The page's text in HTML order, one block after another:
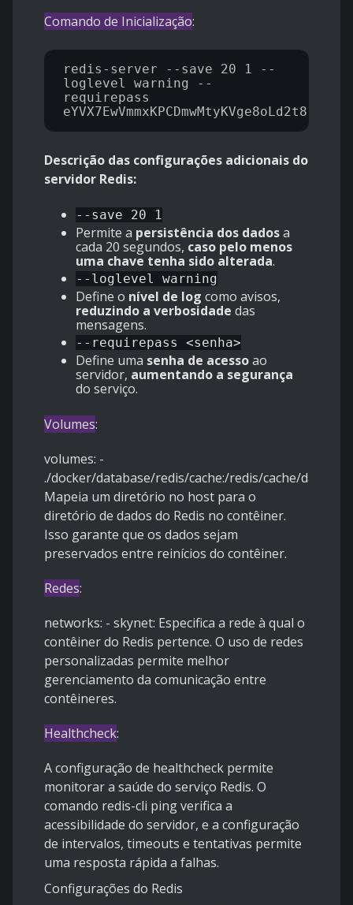
Comando de Inicialização:
redis-server --save 20 1 --
loglevel warning --
requirepass
Descrição das configurações adicionais do
servidor Redis:
--save 20 1
Permite a persistência dos dadosa
cada 20 segundos, caso pelo menos
uma chave tenha sido alterada.
--loglevel warning
Define o nível de log como avisos,
reduzindo a verbosidade das
mensagens.
--requirepass <senha>
Define uma senha de acessoao
servidor, aumentando a segurança
do serviço.
Volumes:
volumes: -
./docker/database/redis/cache:/redis/cache/data:
Mapeia um diretório no host para o
diretório de dados do Redis no contêiner.
Isso garante que os dados sejam
preservados entre reinícios do contêiner.
Redes:
networks: - skynet: Especifica a rede à qual o
contêiner do Redis pertence. O uso de redes
personalizadas permite melhor
gerenciamento da comunicação entre
contêineres.
Healthcheck:
A configuração de healthcheck permite
monitorar a saúde do serviço Redis. O
comando redis-cli ping verifica a
acessibilidade do servidor, e a configuração
de intervalos, timeouts e tentativas permite
uma resposta rápida a falhas.
Configurações do Redis